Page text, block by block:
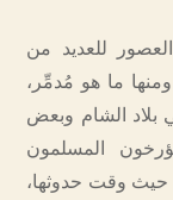
للعديد من
ما هو مُدمِّر،
بلاد الشام وبعض
المسلمون
حيث وقت حدوثها،